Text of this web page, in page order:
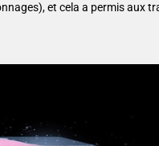
et cela a permis aux